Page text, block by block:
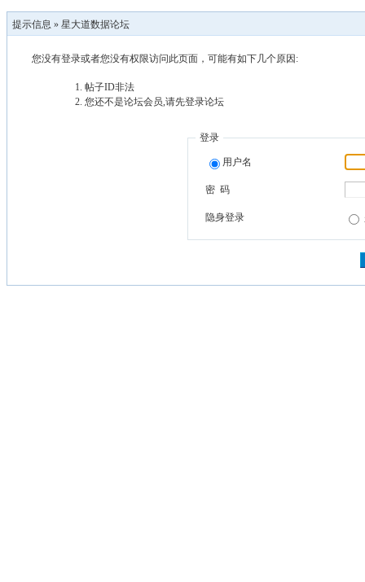
提示信息 » 星大道数据论坛
您没有登录或者您没有权限访问此页面，可能有如下几个原因:
帖子ID非法
您还不是论坛会员,请先登录论坛
登录
用户名
密 码
隐身登录